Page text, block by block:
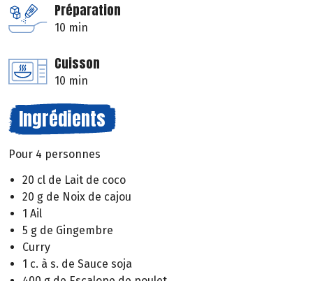
Préparation
10 min
Cuisson
10 min
Ingrédients
Pour 4 personnes
20 cl de Lait de coco
20 g de Noix de cajou
1 Ail
5 g de Gingembre
Curry
1 c. à s. de Sauce soja